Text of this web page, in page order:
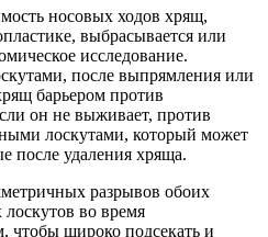
носовых ходов хрящ,
выбрасывается или
исследование.
после выпрямления или
барьером против
он не выживает, против
лоскутами, который может
после удаления хряща.
разрывов обоих
во время
чтобы широко подсекать и